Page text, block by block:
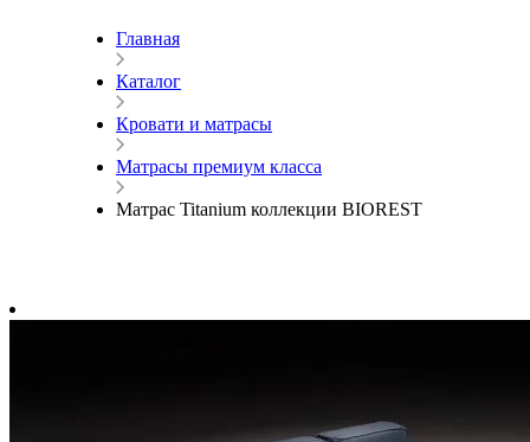
Главная
Каталог
Кровати и матрасы
Матрасы премиум класса
Матрас Titanium коллекции BIOREST